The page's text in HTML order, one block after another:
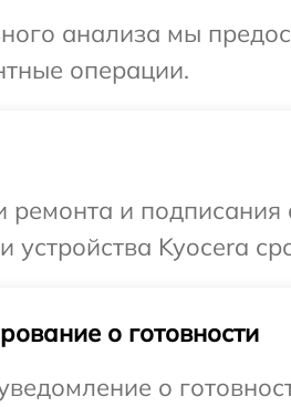
анализа мы
операции.
ремонта и
устройства Kyocera
о готовности
о